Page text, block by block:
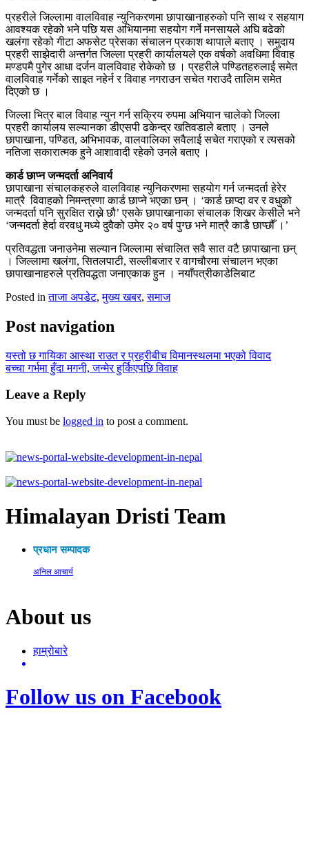
प्रहरीले जिल्लामा वालविवाह न्युनिकरणमा छापाखानाहरुको पनि साथ र सहयाग
आवश्यक रहेको भने पछि यस अभियानमा सहयोग गर्ने मनसायले अघि बढेको
खलंगा रहेको गीटा अफसेट प्रेसका संचालन प्रकाश थापाले बताए । समुदाय
प्रहरी साझेदारी अन्तर्गत जिल्ला प्रहरी कार्यालयले एक वर्षको अवधिमा विवाह
मण्डपमै पुगेर आधा दर्जन वालविवाह रोकेको छ । प्रहरीले पण्डितहरुलाई समेत
वालविवाह गर्नेको साइत नहेर्न र विवाह नगराउन सचेत गराउदै तालिम समेत
दिएको छ ।
जिल्ला भित्र बाल विवाह न्युन गर्न सक्रिय रुपमा अभियान चालेको जिल्ला
प्रहरी कार्यालय सल्यानका डीएसपी ढकेन्द्र खतिवडाले बताए । उनले
छापाखाना, पण्डित, अभिभावक, वालवालिका सवैलाई सचेत गराएको र त्यसको
नतिजा सकारात्मक हुने आशावादी रहेको उनले बताए ।
कार्ड छाप्न जन्मदर्ता अनिवार्य
छापाखाना संचालकहरुले वालविवाह न्युनिकरणमा सहयोग गर्न जन्मदर्ता हेरेर
मात्रै विवाहको निमन्त्रणा कार्ड छाप्ने भएका छन् । ‘कार्ड छाप्दा वर र वधुको
जन्मदर्ता पनि सुरक्षित राख्ने छौ’ एसके छापाखानाका संचालक शिखर केसीले भने
‘जन्मदर्ता हेर्दा वरवधु मध्ये दुवैको उमेर २० वर्ष पुग्छ भने मात्रै काडै छाप्छौँ ।’
प्रतिवद्धता जनाउनेमा सल्यान जिल्लामा संचालित सवै सात वटै छापाखाना छन्
। जिल्लामा खलंगा, सितलपाटी, सल्लीबजार र वागचौरमा संचालन भएका
छापाखानाहरुले प्रतिवद्धता जनाएकाक हुन । नयाँपत्रीकाडेलिबाट
Posted inताजा अपडेट,मुख्य खबर,समाज
Post navigation
यस्तो छ गायिका आस्था राउत र प्रहरीबीच विमानस्थलमा भएको विवाद
बच्चा गर्भमा हुँदा मगनी, जन्मेर हुर्किएपछि विवाह
Leave a Reply
You must be logged in to post a comment.
Himalayan Dristi Team
प्रधान सम्पादक
अनिल आचार्य
About us
हाम्रोबारे
Follow us on Facebook